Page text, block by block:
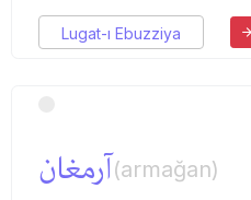
Lugat-ı Ebuzziya
آرمغان(armağan)